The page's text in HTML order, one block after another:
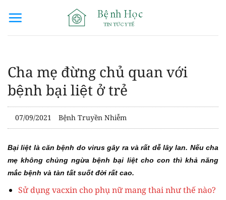
qua
Cha mẹ đừng chủ quan với
bệnh bại liệt ở trẻ
07/09/2021 Bệnh Truyền Nhiễm
Bại liệt là căn bệnh do virus gây ra và rất dễ lây lan. Nếu cha
mẹ không chủng ngừa bệnh bại liệt cho con thì khả năng
mắc bệnh và tàn tất suốt đời rất cao.
Sử dụng vacxin cho phụ nữ mang thai như thế nào?